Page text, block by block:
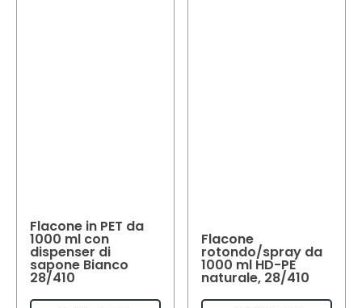
Flacone in PET da
1000 ml con
dispenser di
sapone Bianco
28/410
Flacone
rotondo/spray da
1000 ml HD-PE
naturale, 28/410